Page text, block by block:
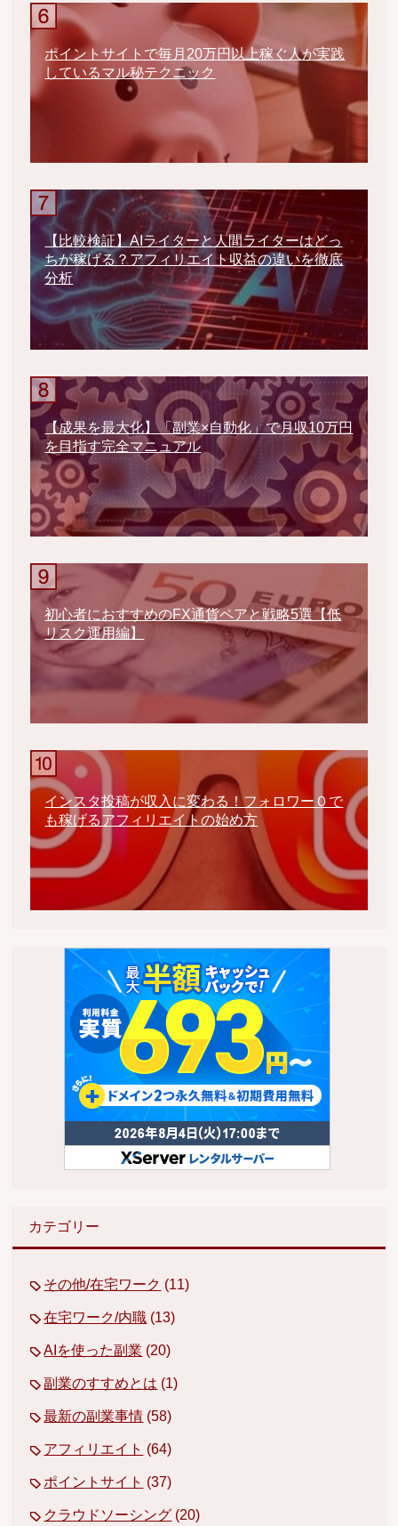
ポイントサイトで毎月20万円以上稼ぐ人が実践
しているマル秘テクニック
【比較検証】AIライターと人間ライターはどっ
ちが稼げる？アフィリエイト収益の違いを徹底
分析
【成果を最大化】「副業×自動化」で月収10万円
を目指す完全マニュアル
初心者におすすめのFX通貨ペアと戦略5選【低
リスク運用編】
インスタ投稿が収入に変わる！フォロワー０で
も稼げるアフィリエイトの始め方
カテゴリー
その他/在宅ワーク (11)
在宅ワーク/内職 (13)
AIを使った副業 (20)
副業のすすめとは (1)
最新の副業事情 (58)
アフィリエイト (64)
ポイントサイト (37)
クラウドソーシング (20)